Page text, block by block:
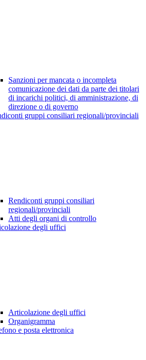
Sanzioni per mancata o incompleta
comunicazione dei dati da parte dei titolari
di incarichi politici, di amministrazione, di
direzione o di governo
gruppi consiliari regionali/provinciali
Rendiconti gruppi consiliari
regionali/provinciali
Atti degli organi di controllo
degli uffici
Articolazione degli uffici
Organigramma
e posta elettronica